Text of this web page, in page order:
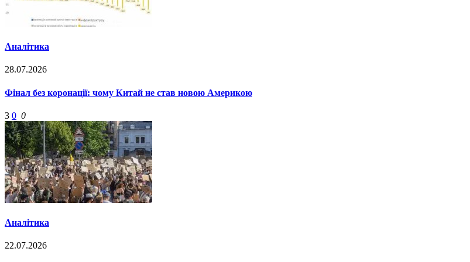
Аналітика
28.07.2026
Фінал без коронації: чому Китай не став новою Америкою
3 0 0
Аналітика
22.07.2026